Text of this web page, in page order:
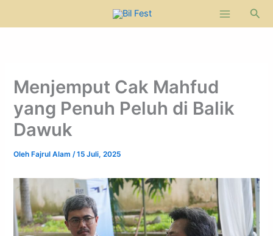
Cari
Menjemput Cak Mahfud
yang Penuh Peluh di Balik
Dawuk
Oleh Fajrul Alam/15 Juli, 2025